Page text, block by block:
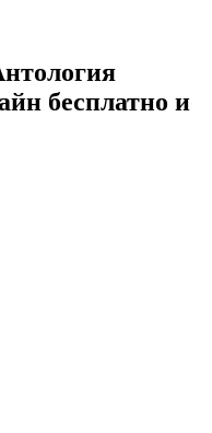
бесплатно и